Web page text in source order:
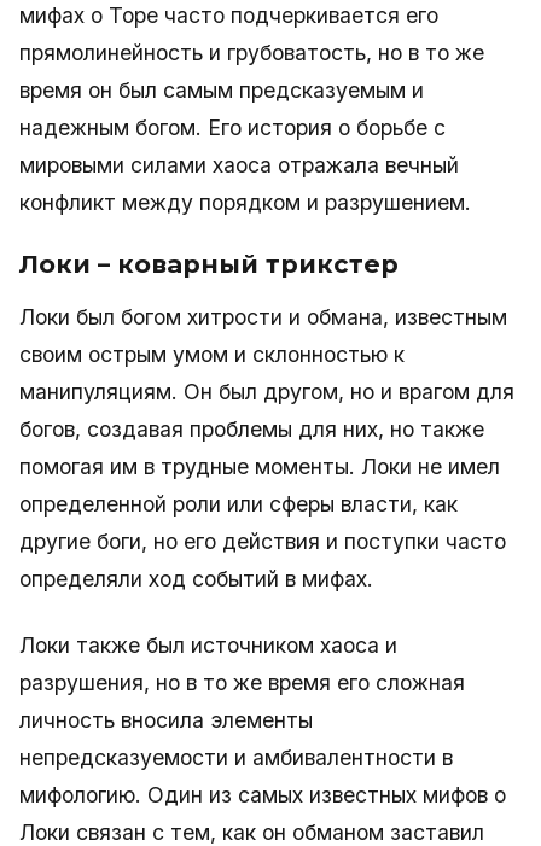
мифах о Торе часто подчеркивается его
прямолинейность и грубоватость, но в то же
время он был самым предсказуемым и
надежным богом. Его история о борьбе с
мировыми силами хаоса отражала вечный
конфликт между порядком и разрушением.
Локи – коварный трикстер
Локи был богом хитрости и обмана, известным
своим острым умом и склонностью к
манипуляциям. Он был другом, но и врагом для
богов, создавая проблемы для них, но также
помогая им в трудные моменты. Локи не имел
определенной роли или сферы власти, как
другие боги, но его действия и поступки часто
определяли ход событий в мифах.
Локи также был источником хаоса и
разрушения, но в то же время его сложная
личность вносила элементы
непредсказуемости и амбивалентности в
мифологию. Один из самых известных мифов о
Локи связан с тем, как он обманом заставил